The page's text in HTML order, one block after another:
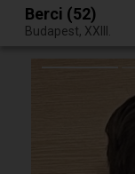
Egy jó randiból bármi lehet.
Berci (52)
Budapest, XXIII.